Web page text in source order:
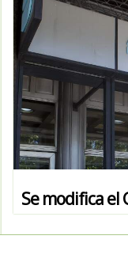
Se modifica el